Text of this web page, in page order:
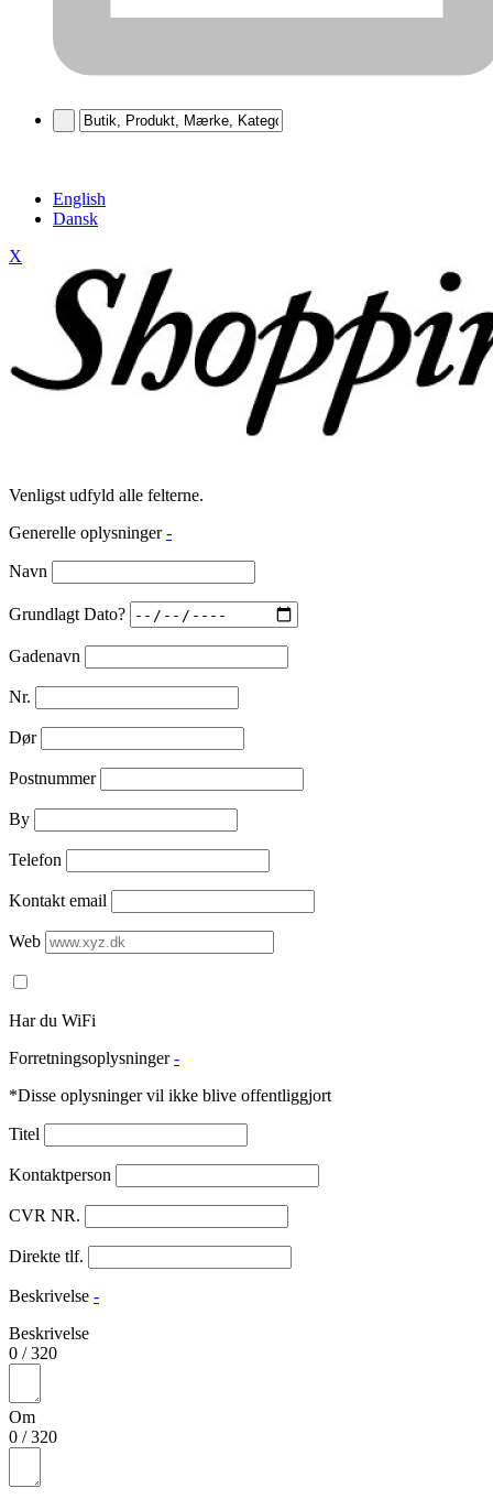
English
Dansk
X
Venligst udfyld alle felterne.
Generelle oplysninger -
Navn
Grundlagt Dato?
Gadenavn
Nr.
Dør
Postnummer
By
Telefon
Kontakt email
Web
Har du WiFi
Forretningsoplysninger -
*Disse oplysninger vil ikke blive offentliggjort
Titel
Kontaktperson
CVR NR.
Direkte tlf.
Beskrivelse -
Beskrivelse
0 /320
Om
0 /320